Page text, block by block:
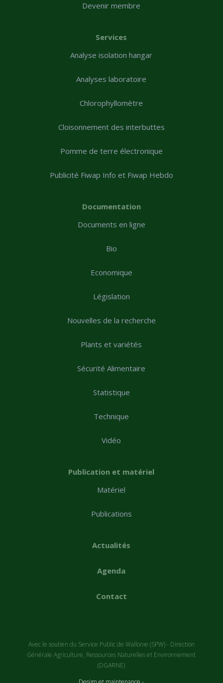
Devenir membre
Services
Analyse isolation hangar
Analyses laboratoire
Chlorophyllomètre
Cloisonnement des interbuttes
Pomme de terre électronique
Publicité Fiwap Info et Fiwap Hebdo
Documentation
Documents en ligne
Bio
Economique
Législation
Nouvelles de la recherche
Plants et variétés
Sécurité Alimentaire
Statistique
Technique
Vidéo
Publication et matériel
Matériel
Publications
Actualités
Agenda
Contact
Avec le soutien du Service Public de Wallonie (SPW) - Direction
Générale Agriculture, Ressources Naturelles et Environnement
(DGARNE)